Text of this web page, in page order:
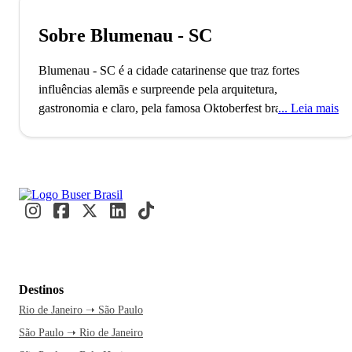
Sobre Blumenau - SC
Blumenau - SC é a cidade catarinense que traz fortes
influências alemãs e surpreende pela arquitetura,
gastronomia e claro, pela famosa Oktoberfest brasileira. A
Região Sul e o 78º do Brasil, foi fundado no ano de 1850 e
é a única cidade média-grande de Santa Catarina, além de
Blumenau é considerada uma das cidades mais bonitas do
Sul do país. Suas casas de arquitetura alemã, inspiradas na
era medieval e na técnica enxaimel, transmitem aconchego e
Leia mais
Destinos
Rio de Janeiro ➝ São Paulo
São Paulo ➝ Rio de Janeiro